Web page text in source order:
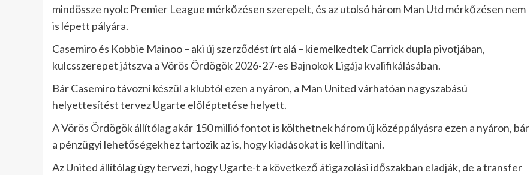
mindössze nyolc Premier League mérkőzésen szerepelt, és az utolsó három Man Utd mérkőzésen nem
is lépett pályára.
Casemiro és Kobbie Mainoo – aki új szerződést írt alá – kiemelkedtek Carrick dupla pivotjában,
kulcsszerepet játszva a Vörös Ördögök 2026-27-es Bajnokok Ligája kvalifikálásában.
Bár Casemiro távozni készül a klubtól ezen a nyáron, a Man United várhatóan nagyszabású
helyettesítést tervez Ugarte előléptetése helyett.
A Vörös Ördögök állítólag akár 150 millió fontot is költhetnek három új középpályásra ezen a nyáron, bár
a pénzügyi lehetőségekhez tartozik az is, hogy kiadásokat is kell indítani.
Az United állítólag úgy tervezi, hogy Ugarte-t a következő átigazolási időszakban eladják, de a transfer